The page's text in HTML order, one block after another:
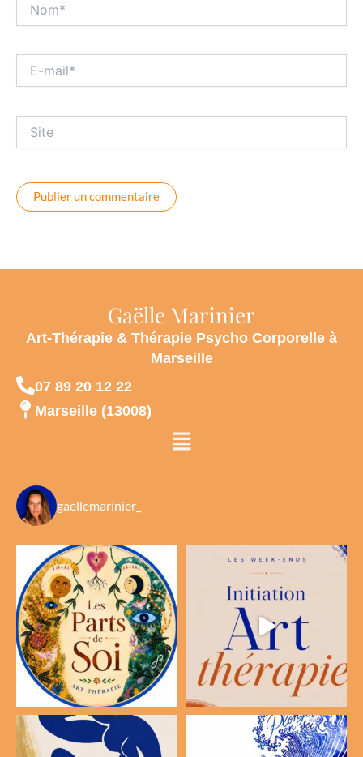
mail*
Gaëlle Marinier
Art-Thérapie & Thérapie Psycho Corporelle à
Marseille
07 89 20 12 22
Marseille (13008)
Menu
gaellemarinier_